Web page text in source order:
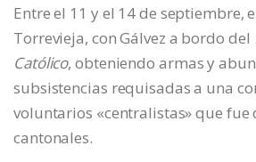
Entre el 11 y el 14 de septiembre,
Torrevieja, con Gálvez a bordo del
Católico, obteniendo armas y
subsistencias requisadas a una
voluntarios «centralistas» que
cantonales.